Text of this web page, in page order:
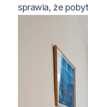
sprawia, że